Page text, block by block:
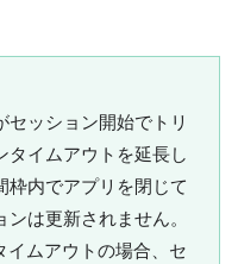
ッション開始でトリ
タイムアウトを延長し
枠内でアプリを閉じて
は更新されません。
ムアウトの場合、セ